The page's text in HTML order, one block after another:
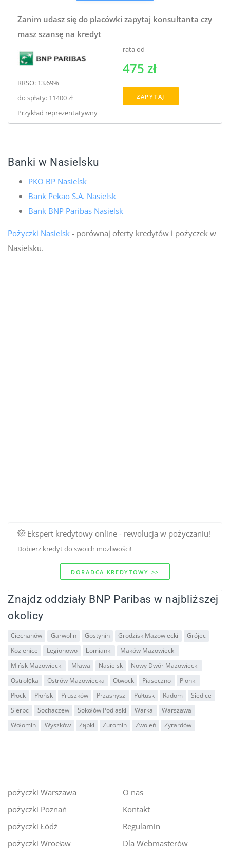
Zanim udasz się do placówki zapytaj konsultanta czy
masz szansę na kredyt
RRSO: 13.69%
do spłaty: 11400 zł
Przykład reprezentatywny
rata od
475 zł
ZAPYTAJ
Banki w Nasielsku
PKO BP Nasielsk
Bank Pekao S.A. Nasielsk
Bank BNP Paribas Nasielsk
Pożyczki Nasielsk- porównaj oferty kredytów i pożyczek w
Nasielsku.
Ekspert kredytowy online - rewolucja w pożyczaniu!
Dobierz kredyt do swoich mozliwości!
DORADCA KREDYTOWY >>
Znajdz oddziały BNP Paribas w najbliższej
okolicy
Ciechanów Garwolin Gostynin Grodzisk Mazowiecki
Grójec
Kozienice
Legionowo Łomianki
Maków Mazowiecki
Mińsk Mazowiecki
Mława Nasielsk
Nowy Dwór Mazowiecki
Ostrołęka
Ostrów Mazowiecka Otwock Piaseczno
Pionki
Płock
Płońsk Pruszków Przasnysz Pułtusk Radom
Siedlce
Sierpc
Sochaczew Sokołów Podlaski Warka
Warszawa
Wołomin
Wyszków Ząbki Żuromin Zwoleń Żyrardów
pożyczki Warszawa
pożyczki Poznań
pożyczki Łódź
pożyczki Wrocław
O nas
Kontakt
Regulamin
Dla Webmasterów